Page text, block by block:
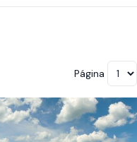
Página